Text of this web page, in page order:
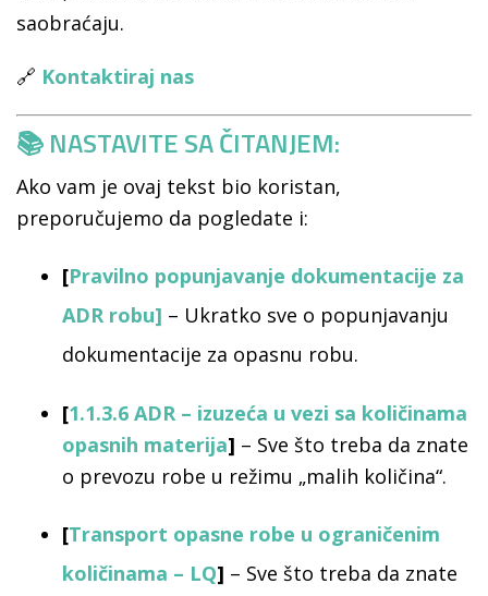
saobraćaju.
🔗 Kontaktiraj nas
📚 NASTAVITE SA ČITANJEM:
Ako vam je ovaj tekst bio koristan,
preporučujemo da pogledate i:
[Pravilno popunjavanje dokumentacije za
ADR robu] – Ukratko sve o popunjavanju
dokumentacije za opasnu robu.
[1.1.3.6 ADR – izuzeća u vezi sa količinama
opasnih materija] – Sve što treba da znate
o prevozu robe u režimu „malih količina“.
[Transport opasne robe u ograničenim
količinama – LQ] – Sve što treba da znate